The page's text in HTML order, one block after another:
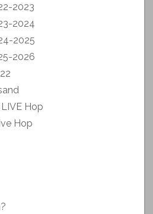
2023
2024
2025
2026
Hop
Hop